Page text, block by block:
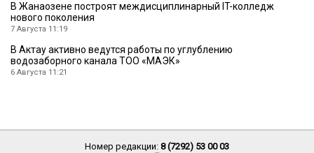
В Жанаозене построят междисциплинарный IT-колледж
нового поколения
7 Августа 11:19
В Актау активно ведутся работы по углублению
водозаборного канала ТОО «МАЭК»
6 Августа 11:21
Номер редакции: 8 (7292) 53 00 03